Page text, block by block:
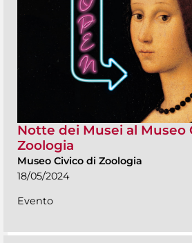
Notte dei Musei al Museo
Zoologia
Museo Civico di Zoologia
18/05/2024
Evento